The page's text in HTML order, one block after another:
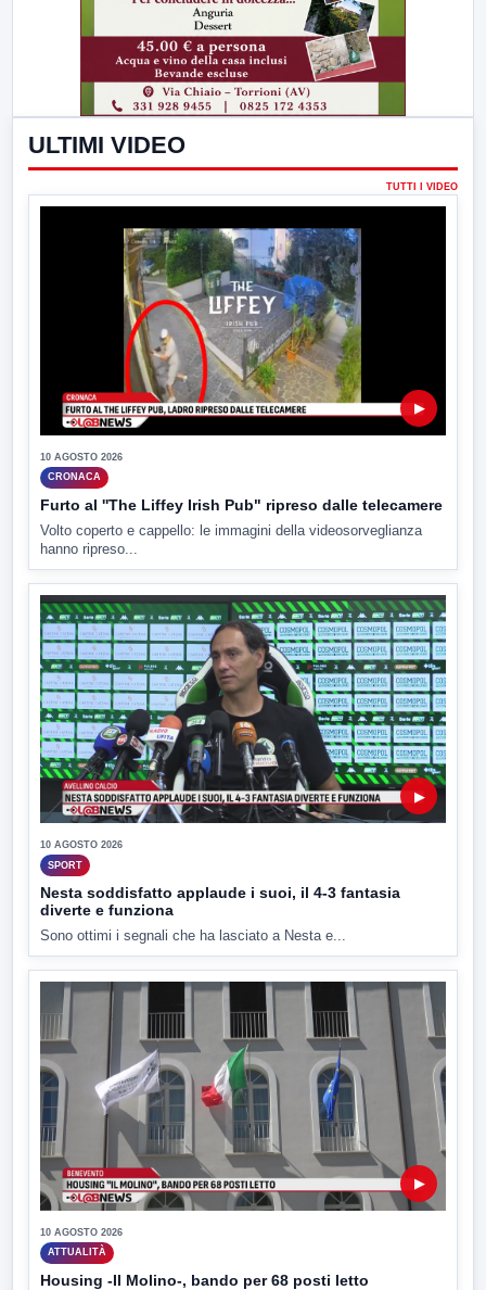
ULTIMI VIDEO
TUTTI I VIDEO
▶
10 AGOSTO 2026
CRONACA
Furto al ''The Liffey Irish Pub" ripreso dalle telecamere
Volto coperto e cappello: le immagini della videosorveglianza
hanno ripreso...
▶
10 AGOSTO 2026
SPORT
Nesta soddisfatto applaude i suoi, il 4-3 fantasia
diverte e funziona
Sono ottimi i segnali che ha lasciato a Nesta e...
▶
10 AGOSTO 2026
ATTUALITÀ
Housing -Il Molino-, bando per 68 posti letto